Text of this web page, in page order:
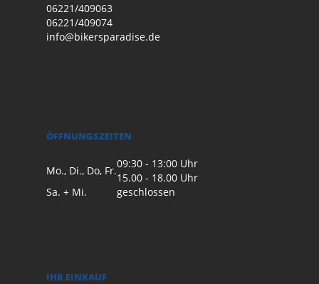
06221/409063
06221/409074
info@bikersparadise.de
ÖFFNUNGSZEITEN
Mo., Di., Do, Fr.
09:30 - 13:00 Uhr
15.00 - 18.00 Uhr
Sa. + Mi.
geschlossen
IHR EINKAUF